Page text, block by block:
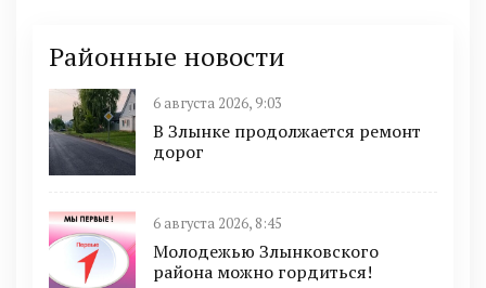
Районные новости
6 августа 2026, 9:03
В Злынке продолжается ремонт
дорог
6 августа 2026, 8:45
Молодежью Злынковского
района можно гордиться!